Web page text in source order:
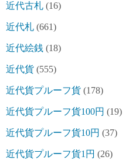
近代古札 (16)
近代札 (661)
近代絵銭 (18)
近代貨 (555)
近代貨プルーフ貨 (178)
近代貨プルーフ貨100円 (19)
近代貨プルーフ貨10円 (37)
近代貨プルーフ貨1円 (26)